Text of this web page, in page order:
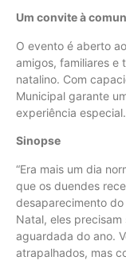
Um convite à
O evento é aberto
amigos, familiares e
natalino. Com
Municipal garante
experiência especial.
Sinopse
“Era mais um dia
que os duendes
desaparecimento
Natal, eles
aguardada do ano.
atrapalhados, mas